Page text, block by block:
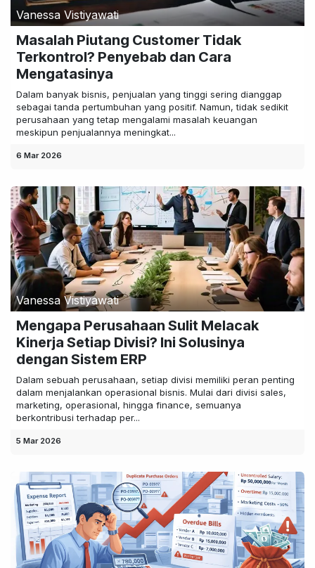
Vanessa Vistiyawati
Masalah Piutang Customer Tidak
Terkontrol? Penyebab dan Cara
Mengatasinya
Dalam banyak bisnis, penjualan yang tinggi sering dianggap
sebagai tanda pertumbuhan yang positif. Namun, tidak sedikit
perusahaan yang tetap mengalami masalah keuangan
meskipun penjualannya meningkat...
6 Mar 2026
Vanessa Vistiyawati
Mengapa Perusahaan Sulit Melacak
Kinerja Setiap Divisi? Ini Solusinya
dengan Sistem ERP
Dalam sebuah perusahaan, setiap divisi memiliki peran penting
dalam menjalankan operasional bisnis. Mulai dari divisi sales,
marketing, operasional, hingga finance, semuanya
berkontribusi terhadap per...
5 Mar 2026